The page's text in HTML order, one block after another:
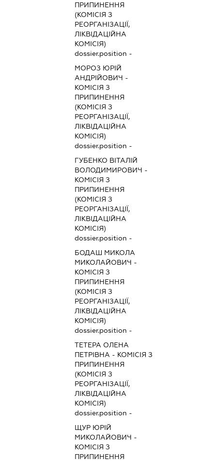
ПРИПИНЕННЯ
(КОМІСІЯ З
РЕОРГАНІЗАЦІЇ,
ЛІКВІДАЦІЙНА
КОМІСІЯ)
dossier.position -
МОРОЗ ЮРІЙ
АНДРІЙОВИЧ -
КОМІСІЯ З
ПРИПИНЕННЯ
(КОМІСІЯ З
РЕОРГАНІЗАЦІЇ,
ЛІКВІДАЦІЙНА
КОМІСІЯ)
dossier.position -
ГУБЕНКО ВІТАЛІЙ
ВОЛОДИМИРОВИЧ -
КОМІСІЯ З
ПРИПИНЕННЯ
(КОМІСІЯ З
РЕОРГАНІЗАЦІЇ,
ЛІКВІДАЦІЙНА
КОМІСІЯ)
dossier.position -
БОДАШ МИКОЛА
МИКОЛАЙОВИЧ -
КОМІСІЯ З
ПРИПИНЕННЯ
(КОМІСІЯ З
РЕОРГАНІЗАЦІЇ,
ЛІКВІДАЦІЙНА
КОМІСІЯ)
dossier.position -
ТЕТЕРА ОЛЕНА
ПЕТРІВНА - КОМІСІЯ З
ПРИПИНЕННЯ
(КОМІСІЯ З
РЕОРГАНІЗАЦІЇ,
ЛІКВІДАЦІЙНА
КОМІСІЯ)
dossier.position -
ЩУР ЮРІЙ
МИКОЛАЙОВИЧ -
КОМІСІЯ З
ПРИПИНЕННЯ